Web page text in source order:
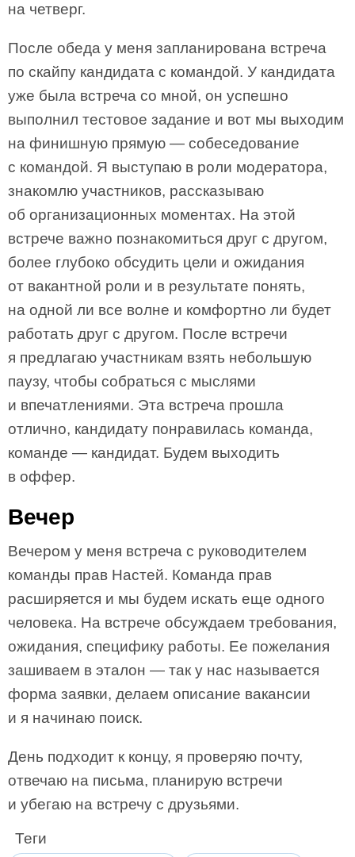
на четверг.
После обеда у меня запланирована встреча
по скайпу кандидата с командой. У кандидата
уже была встреча со мной, он успешно
выполнил тестовое задание и вот мы выходим
на финишную прямую — собеседование
с командой. Я выступаю в роли модератора,
знакомлю участников, рассказываю
об организационных моментах. На этой
встрече важно познакомиться друг с другом,
более глубоко обсудить цели и ожидания
от вакантной роли и в результате понять,
на одной ли все волне и комфортно ли будет
работать друг с другом. После встречи
я предлагаю участникам взять небольшую
паузу, чтобы собраться с мыслями
и впечатлениями. Эта встреча прошла
отлично, кандидату понравилась команда,
команде — кандидат. Будем выходить
в оффер.
Вечер
Вечером у меня встреча с руководителем
команды прав Настей. Команда прав
расширяется и мы будем искать еще одного
человека. На встрече обсуждаем требования,
ожидания, специфику работы. Ее пожелания
зашиваем в эталон — так у нас называется
форма заявки, делаем описание вакансии
и я начинаю поиск.
День подходит к концу, я проверяю почту,
отвечаю на письма, планирую встречи
и убегаю на встречу с друзьями.
Теги